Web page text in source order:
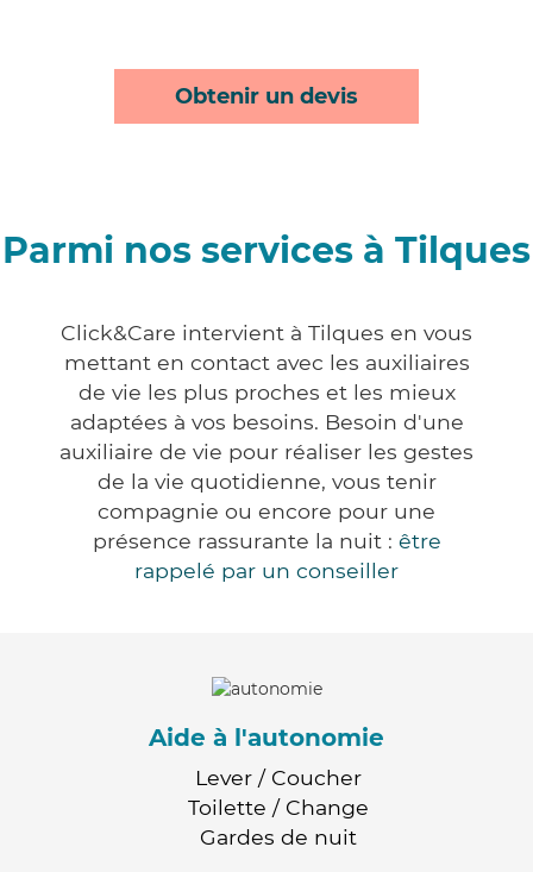
Obtenir un devis
Parmi nos services à Tilques
Click&Care intervient à Tilques en vous
mettant en contact avec les auxiliaires
de vie les plus proches et les mieux
adaptées à vos besoins. Besoin d'une
auxiliaire de vie pour réaliser les gestes
de la vie quotidienne, vous tenir
compagnie ou encore pour une
présence rassurante la nuit : être
rappelé par un conseiller
Aide à l'autonomie
Lever / Coucher
Toilette / Change
Gardes de nuit